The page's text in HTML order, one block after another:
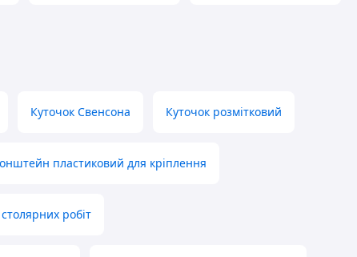
Куточок Свенсона Куточок розмітковий
пластиковий для кріплення
робіт